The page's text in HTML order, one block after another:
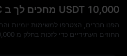
10,000 USDT מחכים לך ב MEXC
הפנו חברים, הצטרפו למשימות יומיות
החוזים העתידיים כדי לזכות בחלק מ 10,000 USDT!